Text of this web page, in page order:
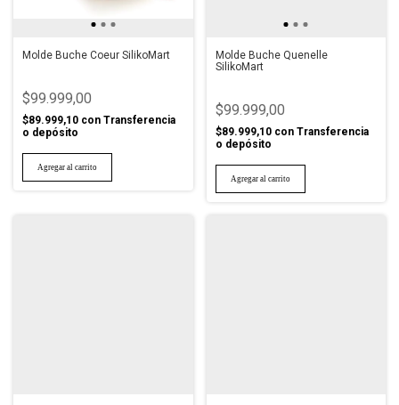
Molde Buche Coeur SilikoMart
$99.999,00
$89.999,10 con Transferencia
o depósito
Molde Buche Quenelle
SilikoMart
$99.999,00
$89.999,10 con Transferencia
o depósito